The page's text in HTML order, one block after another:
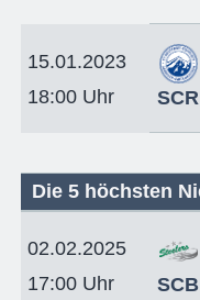
15.01.2023
18:00 Uhr
SCR
Die 5 höchsten
02.02.2025
17:00 Uhr
SCB